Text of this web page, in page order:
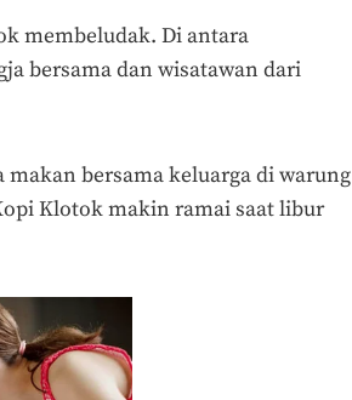
membeludak. Di antara
bersama dan wisatawan dari
makan bersama keluarga di warung
Klotok makin ramai saat libur